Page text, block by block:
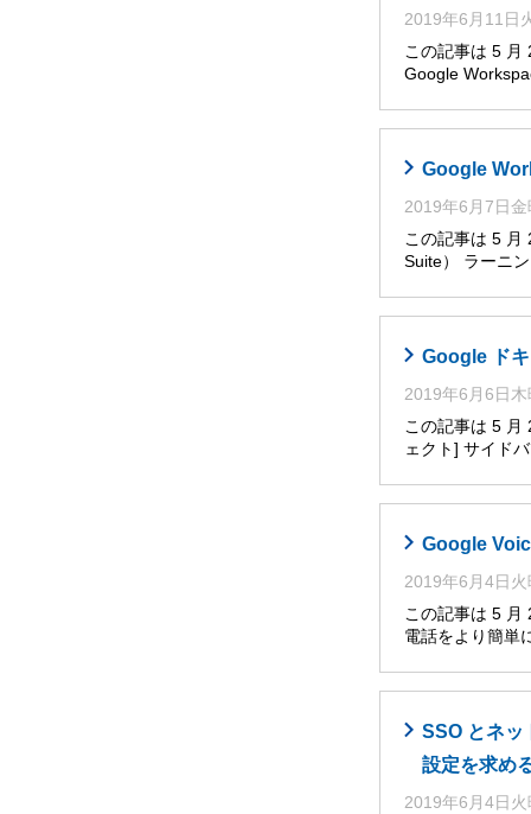
2019年6月11日
この記事は 5 月
Google
Google
2019年6月7日金
この記事は 5 月
Suite） ラーニ
Google ド
2019年6月6日木
この記事は 5 月
ェクト] サイド
Google
2019年6月4日火
この記事は 5 月
電話をより簡単
SSO とネッ
設定を求め
2019年6月4日火